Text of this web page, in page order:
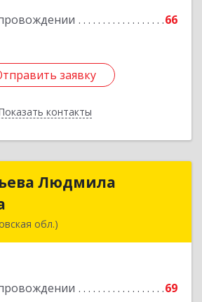
66
заявку
контакты
заявку
Назад
Людмила
обл.)
69
Людмила
Подробнее